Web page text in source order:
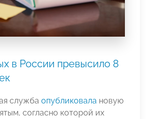
в России превысило 8
служба опубликовала новую
согласно которой их